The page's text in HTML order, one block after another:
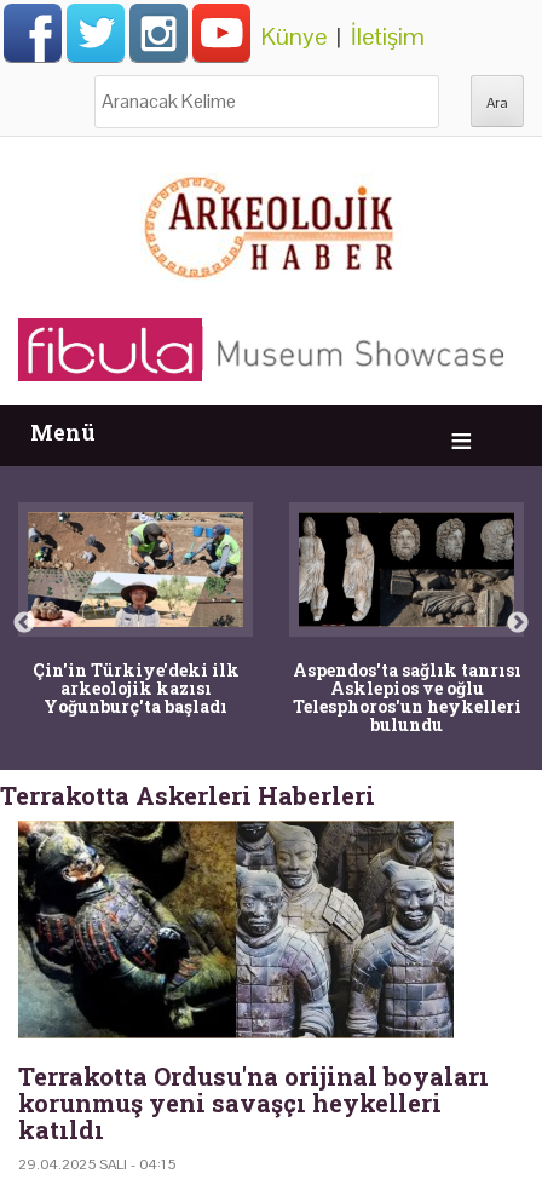
Künye | İletişim
Menü
Çin'in Türkiye'deki ilk
arkeolojik kazısı
Yoğunburç'ta başladı
Aspendos'ta sağlık tanrısı
Asklepios ve oğlu
Telesphoros'un heykelleri
bulundu
Terrakotta Askerleri Haberleri
Terrakotta Ordusu'na orijinal boyaları
korunmuş yeni savaşçı heykelleri
katıldı
29.04.2025 SALI - 04:15